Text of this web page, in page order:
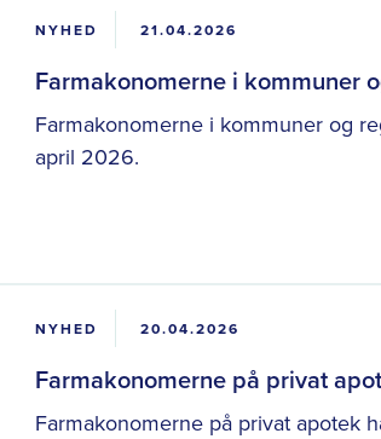
NYHED 21.04.2026
Farmakonomerne i kommuner
Farmakonomerne i kommuner og
april 2026.
NYHED 20.04.2026
Farmakonomerne på privat
Farmakonomerne på privat apotek